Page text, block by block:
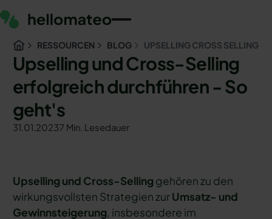
RESSOURCEN BLOG UPSELLING CROSS SELLING
Upselling und Cross-Selling
erfolgreich durchführen - So
geht's
31.01.20237 Min. Lesedauer
Upselling und Cross-Selling gehören zu den
wirkungsvollsten Strategien zurUmsatz- und
Gewinnsteigerung, insbesondere im